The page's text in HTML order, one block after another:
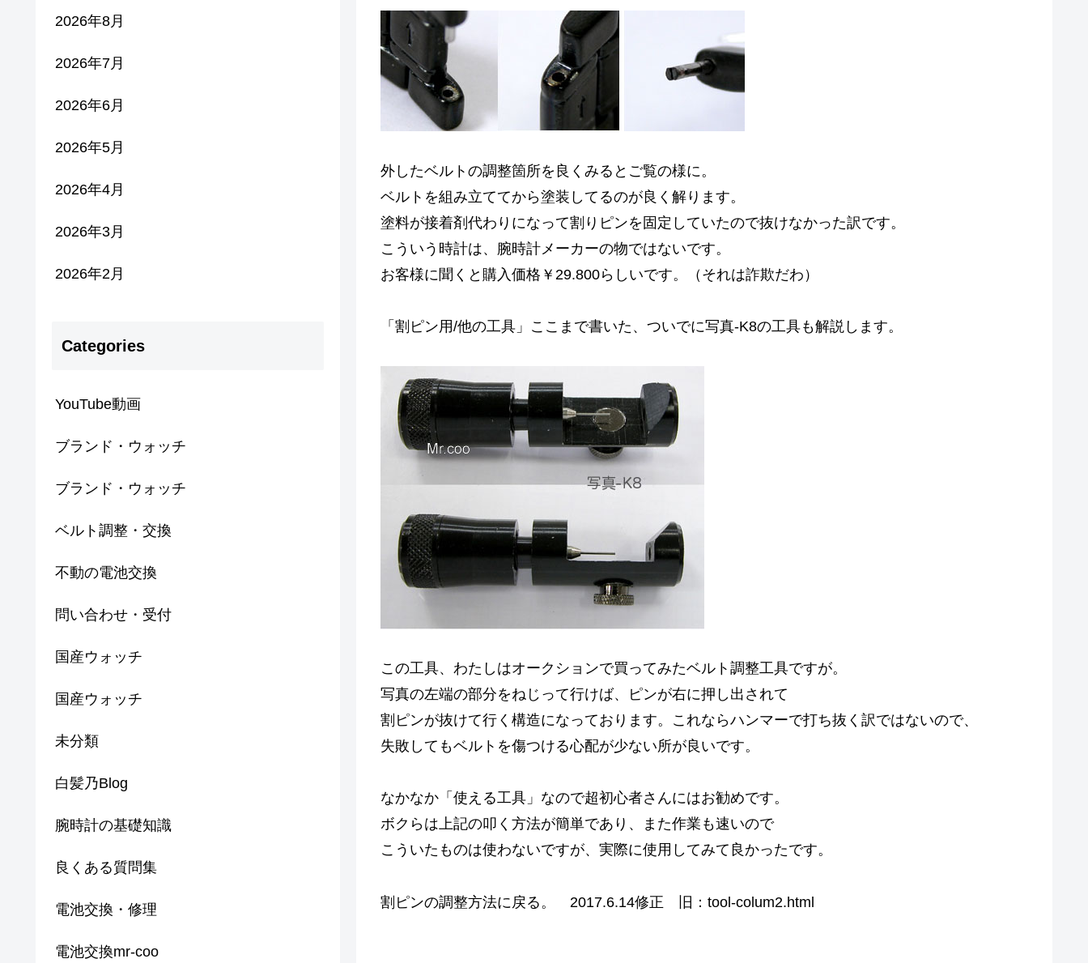
外したベルトの調整箇所を良くみるとご覧の様に。
ベルトを組み立ててから塗装してるのが良く解ります。
塗料が接着剤代わりになって割りピンを固定していたので抜けなかった訳です。
こういう時計は、腕時計メーカーの物ではないです。
お客様に聞くと購入価格￥29.800らしいです。（それは詐欺だわ）
「割ピン用/他の工具」ここまで書いた、ついでに写真-K8の工具も解説します。
この工具、わたしはオークションで買ってみたベルト調整工具ですが。
写真の左端の部分をねじって行けば、ピンが右に押し出されて
割ピンが抜けて行く構造になっております。これならハンマーで打ち抜く訳ではないので、
失敗してもベルトを傷つける心配が少ない所が良いです。
なかなか「使える工具」なので超初心者さんにはお勧めです。
ボクらは上記の叩く方法が簡単であり、また作業も速いので
こういたものは使わないですが、実際に使用してみて良かったです。
割ピンの調整方法に戻る。 2017.6.14修正 旧：tool-colum2.html
2026年8月
2026年7月
2026年6月
2026年5月
2026年4月
2026年3月
2026年2月
Categories
YouTube動画
ブランド・ウォッチ
ブランド・ウォッチ
ベルト調整・交換
不動の電池交換
問い合わせ・受付
国産ウォッチ
国産ウォッチ
未分類
白髪乃Blog
腕時計の基礎知識
良くある質問集
電池交換・修理
電池交換mr-coo